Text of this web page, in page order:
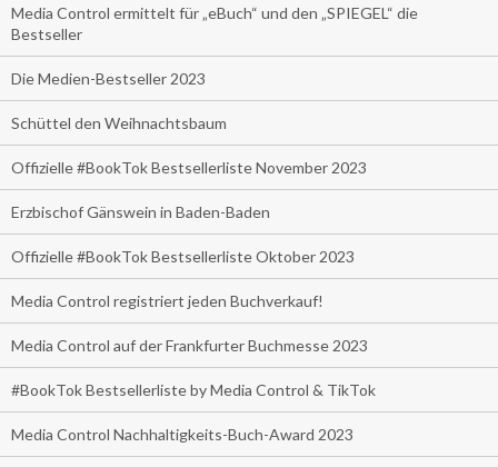
Media Control ermittelt für „eBuch“ und den „SPIEGEL“ die
Bestseller
Die Medien-Bestseller 2023
Schüttel den Weihnachtsbaum
Offizielle #BookTok Bestsellerliste November 2023
Erzbischof Gänswein in Baden-Baden
Offizielle #BookTok Bestsellerliste Oktober 2023
Media Control registriert jeden Buchverkauf!
Media Control auf der Frankfurter Buchmesse 2023
#BookTok Bestsellerliste by Media Control & TikTok
Media Control Nachhaltigkeits-Buch-Award 2023